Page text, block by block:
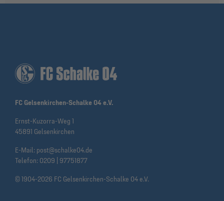
FC Gelsenkirchen-Schalke 04 e.V.
Ernst-Kuzorra-Weg 1
45891 Gelsenkirchen
E-Mail: post@schalke04.de
Telefon: 0209 | 97751877
© 1904-2026 FC Gelsenkirchen-Schalke 04 e.V.